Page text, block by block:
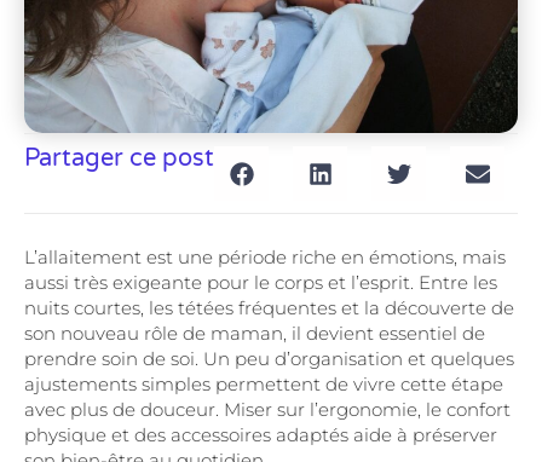
Partager ce post
L’allaitement est une période riche en émotions, mais
aussi très exigeante pour le corps et l’esprit. Entre les
nuits courtes, les tétées fréquentes et la découverte de
son nouveau rôle de maman, il devient essentiel de
prendre soin de soi. Un peu d’organisation et quelques
ajustements simples permettent de vivre cette étape
avec plus de douceur. Miser sur l’ergonomie, le confort
physique et des accessoires adaptés aide à préserver